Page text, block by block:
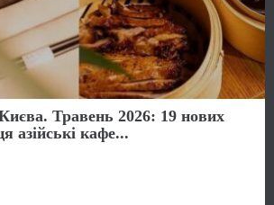
Травень 2026: 19 нових
азійські кафе...